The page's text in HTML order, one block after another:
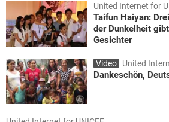
United Internet for
Taifun Haiyan:
der Dunkelheit
Gesichter
Video United
Dankeschön,